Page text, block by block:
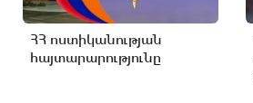
ՀՀ ոստիկանության
հայտարարությունը